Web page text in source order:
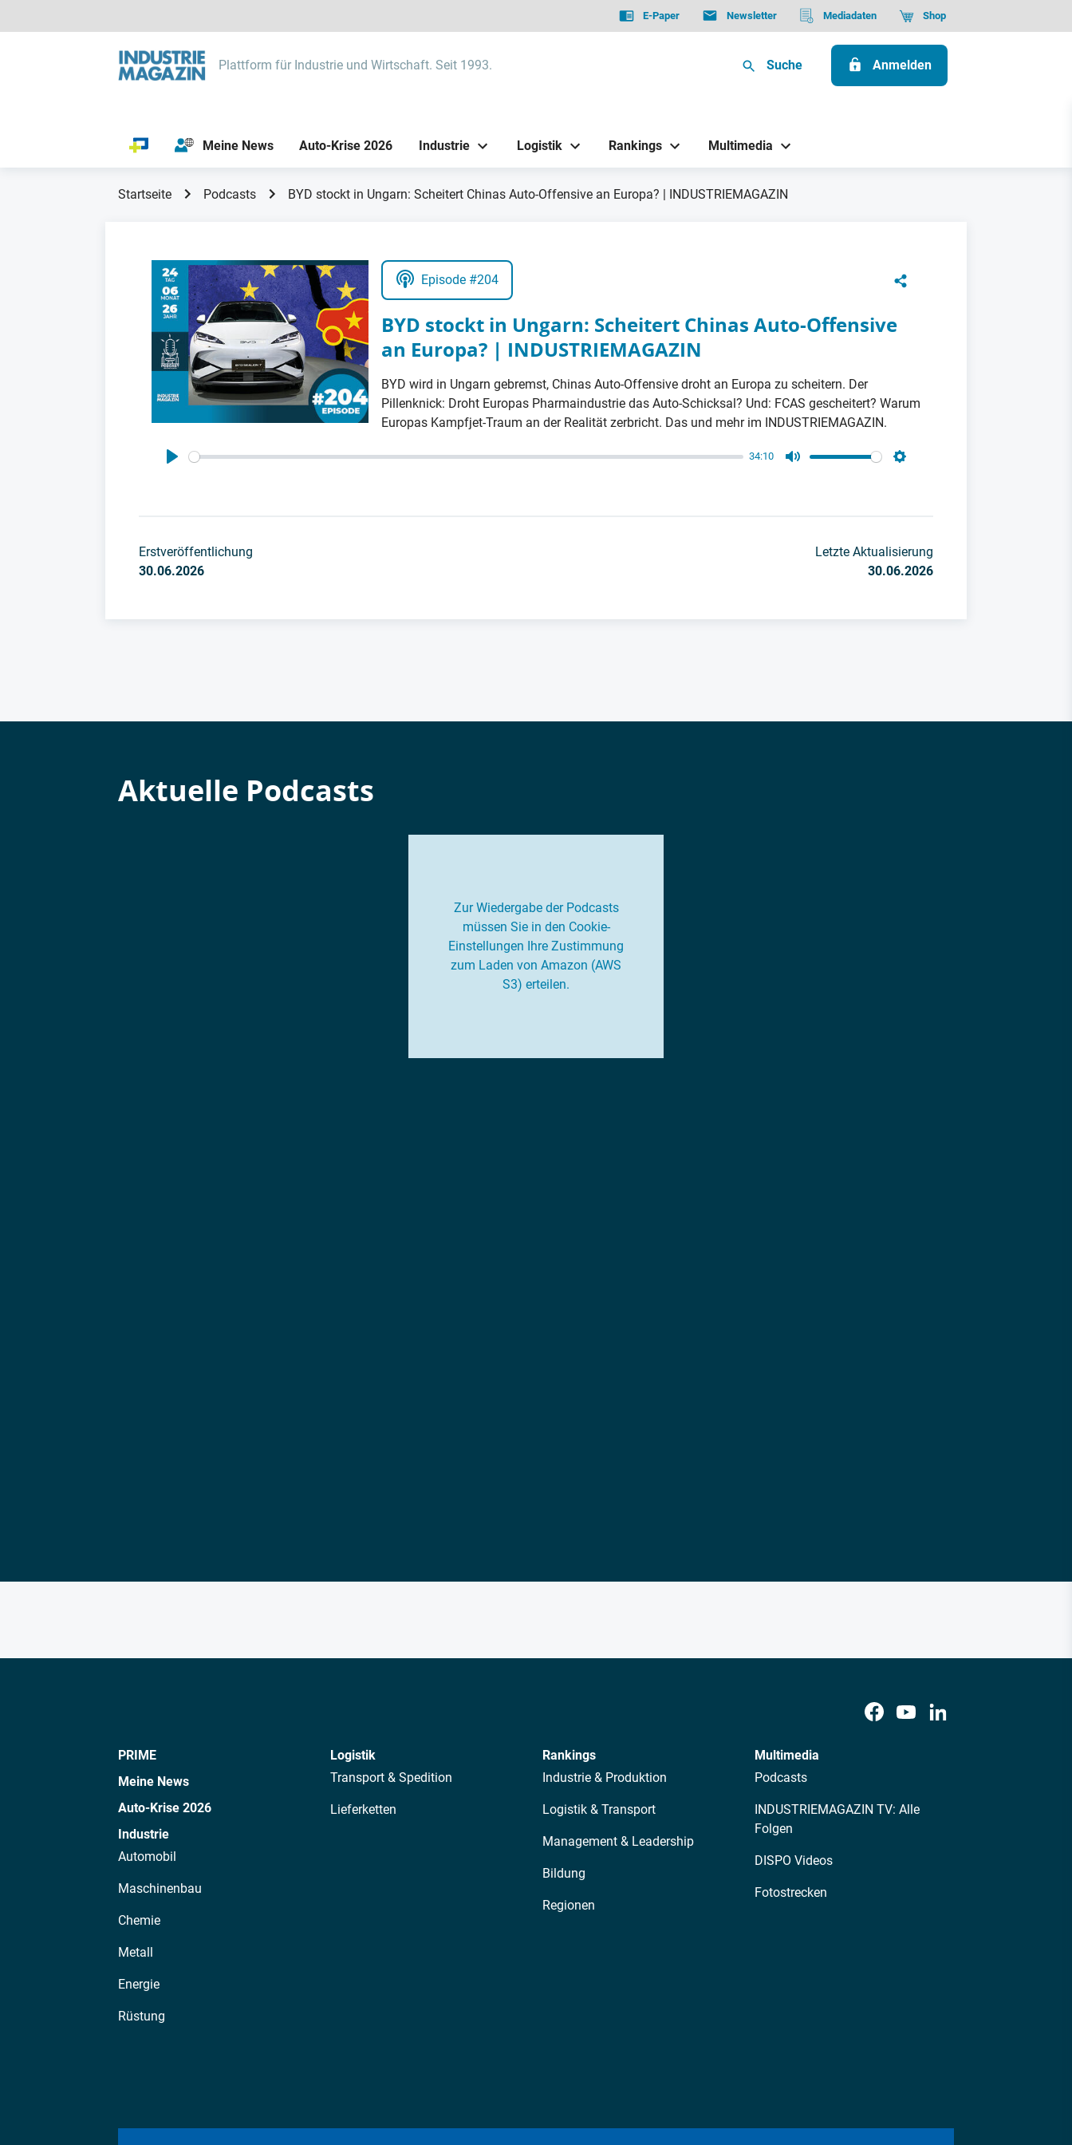
E-Paper Newsletter Mediadaten Shop
Plattform für Industrie und Wirtschaft. Seit 1993. Suche Anmelden
Meine News Auto-Krise 2026 Industrie Logistik Rankings Multimedia
Startseite Podcasts BYD stockt in Ungarn: Scheitert Chinas Auto-Offensive an Europa? | INDUSTRIEMAGAZIN
Episode #204
BYD stockt in Ungarn: Scheitert Chinas Auto-Offensive
an Europa? | INDUSTRIEMAGAZIN
BYD wird in Ungarn gebremst, Chinas Auto-Offensive droht an Europa zu scheitern. Der
Pillenknick: Droht Europas Pharmaindustrie das Auto-Schicksal? Und: FCAS gescheitert? Warum
Europas Kampfjet-Traum an der Realität zerbricht. Das und mehr im INDUSTRIEMAGAZIN.
34:10
Erstveröffentlichung
30.06.2026
Letzte Aktualisierung
30.06.2026
Aktuelle Podcasts
Zur Wiedergabe der Podcasts
müssen Sie in den Cookie-
Einstellungen Ihre Zustimmung
zum Laden von Amazon (AWS
S3) erteilen.
PRIME
Meine News
Auto-Krise 2026
Industrie
Automobil
Maschinenbau
Chemie
Metall
Energie
Rüstung
Logistik
Transport & Spedition
Lieferketten
Rankings
Industrie & Produktion
Logistik & Transport
Management & Leadership
Bildung
Regionen
Multimedia
Podcasts
INDUSTRIEMAGAZIN TV: Alle
Folgen
DISPO Videos
Fotostrecken